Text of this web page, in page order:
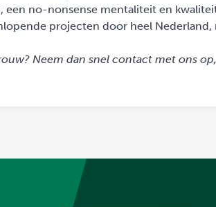
een no-nonsense mentaliteit en
projecten door heel Nederland,
Neem dan snel contact met ons